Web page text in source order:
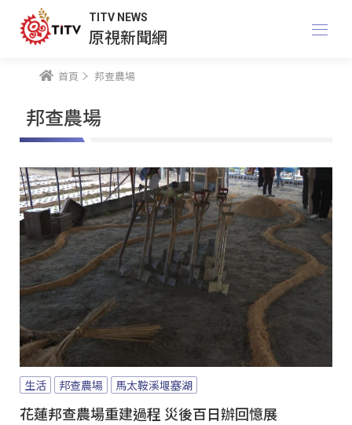
TITV NEWS
原視新聞網
首頁 邦查農場
邦查農場
生活 邦查農場 馬太鞍溪堰塞湖
花蓮邦查農場重建過程 災後百日辦回憶展